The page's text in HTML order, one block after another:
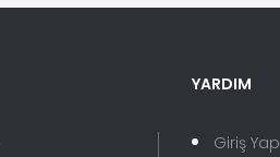
YARDIM
Giriş Yap